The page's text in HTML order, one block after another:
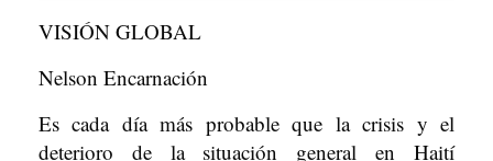
VISIÓN GLOBAL
Nelson Encarnación
Es cada día más probable que la crisis y el
deterioro de la situación general en Haití